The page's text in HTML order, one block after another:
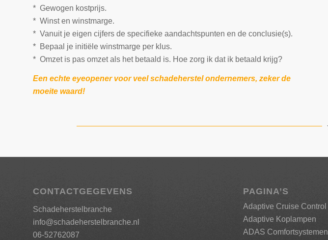
* Gewogen kostprijs.
* Winst en winstmarge.
* Vanuit je eigen cijfers de specifieke aandachtspunten en de conclusie(s).
* Bepaal je initiële winstmarge per klus.
* Omzet is pas omzet als het betaald is. Hoe zorg ik dat ik betaald krijg?
Een echte eyeopener voor veel schadeherstel ondernemers, zeker de
moeite waard!
CONTACTGEGEVENS
Schadeherstelbranche
info@schadeherstelbranche.nl
06-52762087
PAGINA’S
Adaptive Cruise Control
Adaptive Koplampen
ADAS Comfortsystemen